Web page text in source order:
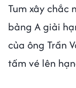
Tum xây chắc
bảng A giải
của ông Trần
tấm vé lên